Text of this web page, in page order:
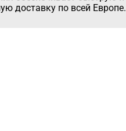
доставку по всей Европе.